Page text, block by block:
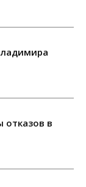
отказов в